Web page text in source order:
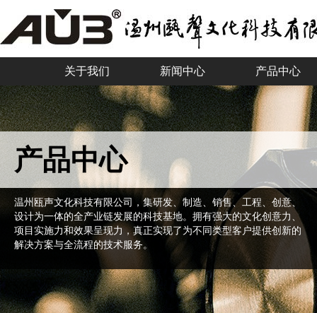
产品中心
新闻中心
关于我们
产品中心
温州瓯声文化科技有限公司，集研发、制造、销售、工程、创意、
设计为一体的全产业链发展的科技基地。拥有强大的文化创意力、
项目实施力和效果呈现力，真正实现了为不同类型客户提供创新的
解决方案与全流程的技术服务。